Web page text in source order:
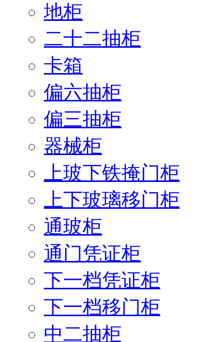
地柜
二十二抽柜
卡箱
偏六抽柜
偏三抽柜
器械柜
上玻下铁掩门柜
上下玻璃移门柜
通玻柜
通门凭证柜
下一档凭证柜
下一档移门柜
中二抽柜